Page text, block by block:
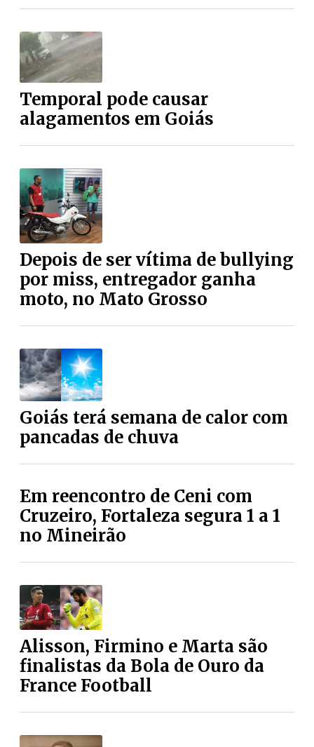
Temporal pode causar
alagamentos em Goiás
Depois de ser vítima de bullying
por miss, entregador ganha
moto, no Mato Grosso
Goiás terá semana de calor com
pancadas de chuva
Em reencontro de Ceni com
Cruzeiro, Fortaleza segura 1 a 1
no Mineirão
Alisson, Firmino e Marta são
finalistas da Bola de Ouro da
France Football